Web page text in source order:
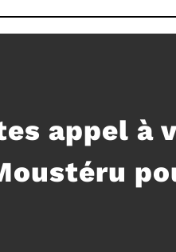
appel à